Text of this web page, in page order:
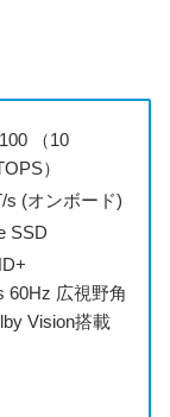
（10
）
s (オンボード)
SSD
60Hz 広視野角
Vision搭載